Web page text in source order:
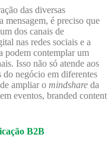
das diversas
mensagem, é preciso que
dos canais de
nas redes sociais e a
podem contemplar um
Isso não só atende aos
do negócio em diferentes
ampliar o mindshare da
eventos, branded content
B2B